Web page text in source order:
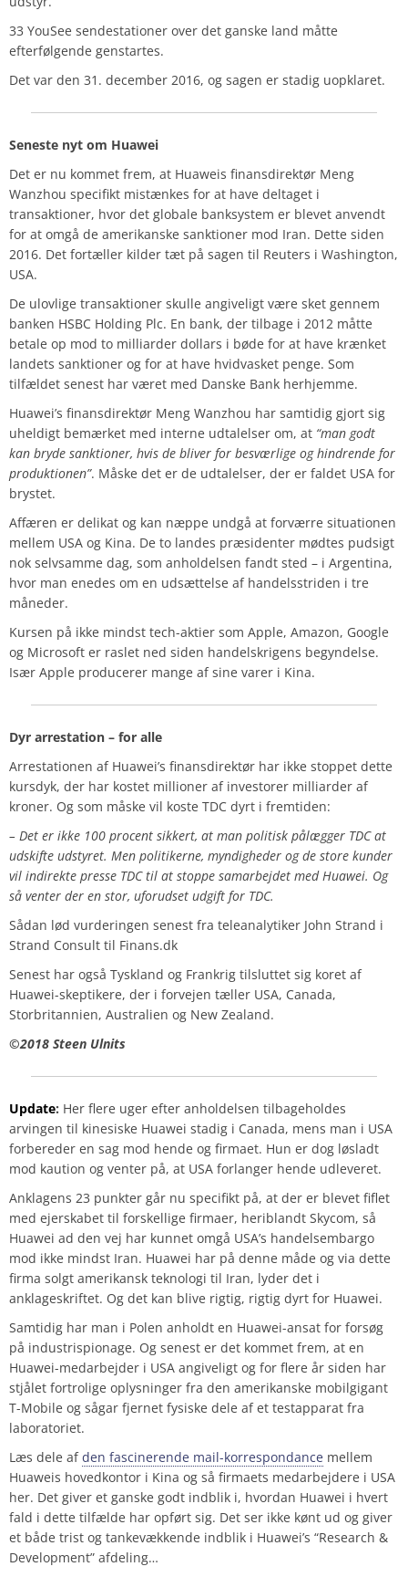
33 YouSee sendestationer over det ganske land måtte
efterfølgende genstartes.
Det var den 31. december 2016, og sagen er stadig uopklaret.
Seneste nyt om Huawei
Det er nu kommet frem, at Huaweis finansdirektør Meng
Wanzhou specifikt mistænkes for at have deltaget i
transaktioner, hvor det globale banksystem er blevet anvendt
for at omgå de amerikanske sanktioner mod Iran. Dette siden
2016. Det fortæller kilder tæt på sagen til Reuters i Washington,
USA.
De ulovlige transaktioner skulle angiveligt være sket gennem
banken HSBC Holding Plc. En bank, der tilbage i 2012 måtte
betale op mod to milliarder dollars i bøde for at have krænket
landets sanktioner og for at have hvidvasket penge. Som
tilfældet senest har været med Danske Bank herhjemme.
Huawei’s finansdirektør Meng Wanzhou har samtidig gjort sig
uheldigt bemærket med interne udtalelser om, at “man godt
kan bryde sanktioner, hvis de bliver for besværlige og hindrende for
produktionen”. Måske det er de udtalelser, der er faldet USA for
brystet.
Affæren er delikat og kan næppe undgå at forværre situationen
mellem USA og Kina. De to landes præsidenter mødtes pudsigt
nok selvsamme dag, som anholdelsen fandt sted – i Argentina,
hvor man enedes om en udsættelse af handelsstriden i tre
måneder.
Kursen på ikke mindst tech-aktier som Apple, Amazon, Google
og Microsoft er raslet ned siden handelskrigens begyndelse.
Især Apple producerer mange af sine varer i Kina.
Dyr arrestation – for alle
Arrestationen af Huawei’s finansdirektør har ikke stoppet dette
kursdyk, der har kostet millioner af investorer milliarder af
kroner. Og som måske vil koste TDC dyrt i fremtiden:
– Det er ikke 100 procent sikkert, at man politisk pålægger TDC at
udskifte udstyret. Men politikerne, myndigheder og de store kunder
vil indirekte presse TDC til at stoppe samarbejdet med Huawei. Og
så venter der en stor, uforudset udgift for TDC.
Sådan lød vurderingen senest fra teleanalytiker John Strand i
Strand Consult til Finans.dk
Senest har også Tyskland og Frankrig tilsluttet sig koret af
Huawei-skeptikere, der i forvejen tæller USA, Canada,
Storbritannien, Australien og New Zealand.
©️2018 Steen Ulnits
Update: Her flere uger efter anholdelsen tilbageholdes
arvingen til kinesiske Huawei stadig i Canada, mens man i USA
forbereder en sag mod hende og firmaet. Hun er dog løsladt
mod kaution og venter på, at USA forlanger hende udleveret.
Anklagens 23 punkter går nu specifikt på, at der er blevet fiflet
med ejerskabet til forskellige firmaer, heriblandt Skycom, så
Huawei ad den vej har kunnet omgå USA’s handelsembargo
mod ikke mindst Iran. Huawei har på denne måde og via dette
firma solgt amerikansk teknologi til Iran, lyder det i
anklageskriftet. Og det kan blive rigtig, rigtig dyrt for Huawei.
Samtidig har man i Polen anholdt en Huawei-ansat for forsøg
på industrispionage. Og senest er det kommet frem, at en
Huawei-medarbejder i USA angiveligt og for flere år siden har
stjålet fortrolige oplysninger fra den amerikanske mobilgigant
T-Mobile og sågar fjernet fysiske dele af et testapparat fra
laboratoriet.
Læs dele afden fascinerende mail-korrespondance mellem
Huaweis hovedkontor i Kina og så firmaets medarbejdere i USA
her. Det giver et ganske godt indblik i, hvordan Huawei i hvert
fald i dette tilfælde har opført sig. Det ser ikke kønt ud og giver
et både trist og tankevækkende indblik i Huawei’s “Research &
Development” afdeling…